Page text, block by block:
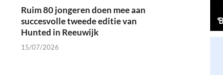
Ruim 80 jongeren doen mee aan
succesvolle tweede editie van
Hunted in Reeuwijk
15/07/2026